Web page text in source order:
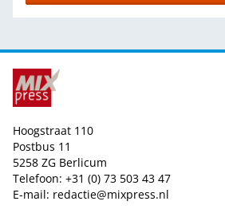
Hoogstraat 110
Postbus 11
5258 ZG Berlicum
Telefoon: +31 (0) 73 503 43 47
E-mail: redactie@mixpress.nl